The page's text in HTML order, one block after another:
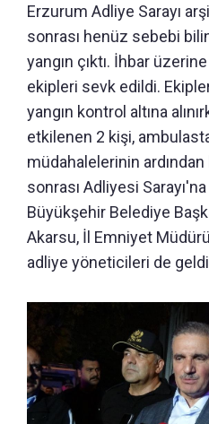
Erzurum Adliye Sarayı
sonrası henüz sebebi
yangın çıktı. İhbar
ekipleri sevk edildi.
yangın kontrol altına
etkilenen 2 kişi,
müdahalelerinin ardından
sonrası Adliyesi
Büyükşehir Belediye
Akarsu, İl Emniyet
adliye yöneticileri de